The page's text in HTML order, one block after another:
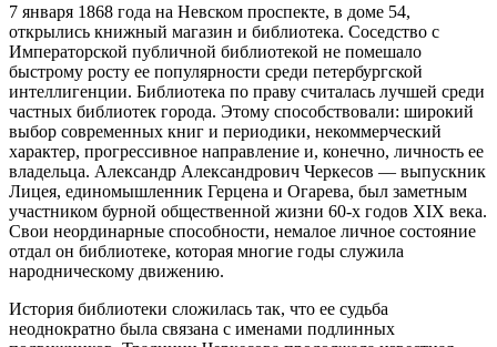
7 января 1868 года на Невском проспекте, в доме 54,
открылись книжный магазин и библиотека. Соседство с
Императорской публичной библиотекой не помешало
быстрому росту ее популярности среди петербургской
интеллигенции. Библиотека по праву считалась лучшей среди
частных библиотек города. Этому способствовали: широкий
выбор современных книг и периодики, некоммерческий
характер, прогрессивное направление и, конечно, личность ее
владельца. Александр Александрович Черкесов — выпускник
Лицея, единомышленник Герцена и Огарева, был заметным
участником бурной общественной жизни 60-х годов XIX века.
Свои неординарные способности, немалое личное состояние
отдал он библиотеке, которая многие годы служила
народническому движению.
История библиотеки сложилась так, что ее судьба
неоднократно была связана с именами подлинных